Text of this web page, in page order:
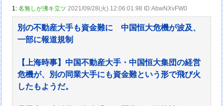
1:名無しが沸キ立ツ 2021/09/28(火) 12:06:01.98 ID:AbwNXvFW0
別の不動産大手も資金難に 中国恒大危機が波及、
一部に報道規制
【上海時事】中国不動産大手・中国恒大集団の経営
危機が、別の同業大手にも資金難という形で飛び火
したもようだ。